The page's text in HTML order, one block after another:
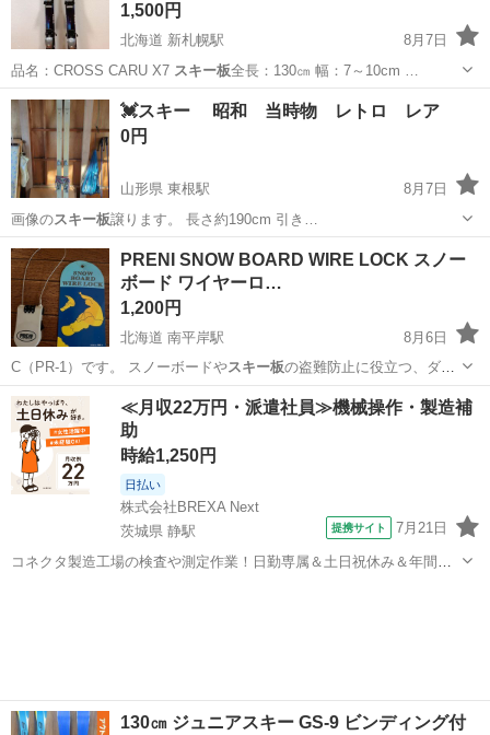
1,500円
北海道 新札幌駅
8月7日
品名：CROSS CARU X7 スキー板全長：130㎝ 幅：7～10cm …
北海道 札幌市 新札幌駅 スキー BXB
💓スキー 昭和 当時物 レトロ レア
0円
山形県 東根駅
8月7日
画像のスキー板 譲ります。 長さ約190cm 引き…
山形 東根市
PRENI SNOW BOARD WIRE LOCK スノー
ボード ワイヤーロ…
1,200円
北海道 南平岸駅
8月6日
C（PR-1）です。 スノーボードやスキー板の盗難防止に役立つ、ダイ
ヤル式のワイ…
北海道 札幌市 南平岸駅 その他
≪月収22万円・派遣社員≫機械操作・製造補
助
時給1,250円
日払い
株式会社BREXA Next
茨城県 静駅
提携サイト 7月21日
コネクタ製造工場の検査や測定作業！日勤専属＆土日祝休み＆年間休
130㎝ ジュニアスキー GS-9 ビンディング付